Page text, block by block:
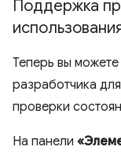
Поддержка
Теперь вы
разработчика
проверки
На панели